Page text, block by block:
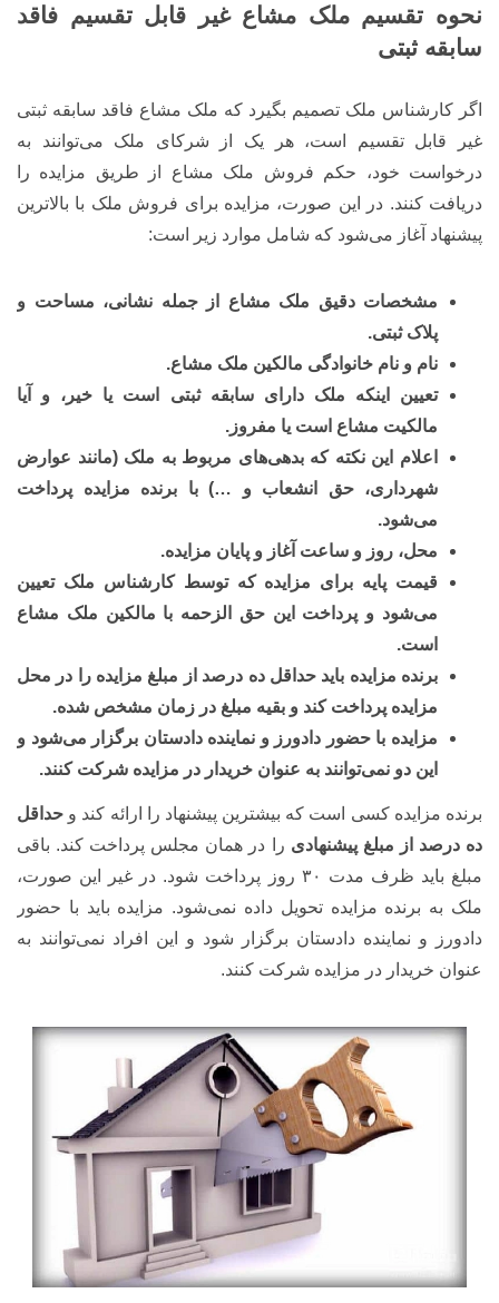
نحوه تقسیم ملک مشاع غیر قابل تقسیم فاقد
سابقه ثبتی
اگر کارشناس ملک تصمیم بگیرد که ملک مشاع فاقد سابقه ثبتی
غیر قابل تقسیم است، هر یک از شرکای ملک می‌توانند به
درخواست خود، حکم فروش ملک مشاع از طریق مزایده را
دریافت کنند. در این صورت، مزایده برای فروش ملک با بالاترین
پیشنهاد آغاز می‌شود که شامل موارد زیر است:
مشخصات دقیق ملک مشاع از جمله نشانی، مساحت و
پلاک ثبتی.
نام و نام خانوادگی مالکین ملک مشاع.
تعیین اینکه ملک دارای سابقه ثبتی است یا خیر، و آیا
مالکیت مشاع است یا مفروز.
اعلام این نکته که بدهی‌های مربوط به ملک (مانند عوارض
شهرداری، حق انشعاب و …) با برنده مزایده پرداخت
می‌شود.
محل، روز و ساعت آغاز و پایان مزایده.
قیمت پایه برای مزایده که توسط کارشناس ملک تعیین
می‌شود و پرداخت این حق الزحمه با مالکین ملک مشاع
است.
برنده مزایده باید حداقل ده درصد از مبلغ مزایده را در محل
مزایده پرداخت کند و بقیه مبلغ در زمان مشخص شده.
مزایده با حضور دادورز و نماینده دادستان برگزار می‌شود و
این دو نمی‌توانند به عنوان خریدار در مزایده شرکت کنند.
برنده مزایده کسی است که بیشترین پیشنهاد را ارائه کند و حداقل
ده درصد از مبلغ پیشنهادی را در همان مجلس پرداخت کند. باقی
مبلغ باید ظرف مدت ۳۰ روز پرداخت شود. در غیر این صورت،
ملک به برنده مزایده تحویل داده نمی‌شود. مزایده باید با حضور
دادورز و نماینده دادستان برگزار شود و این افراد نمی‌توانند به
عنوان خریدار در مزایده شرکت کنند.